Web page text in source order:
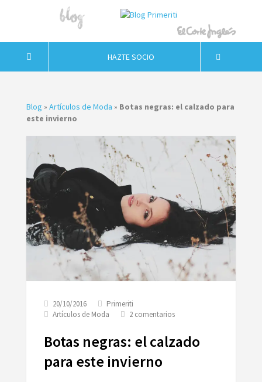
HAZTE SOCIO
Blog » Artículos de Moda » Botas negras: el calzado para
este invierno
20/10/2016
Primeriti
Artículos de Moda
2 comentariosen
negras:
el
Botas negras: el calzado
para este invierno